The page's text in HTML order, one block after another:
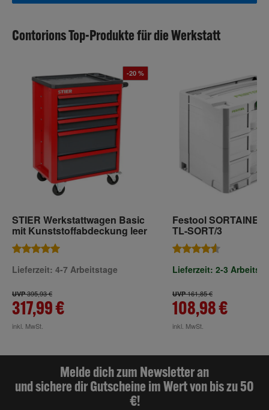
Contorions Top-Produkte für die Werkstatt
-20 %
STIER Werkstattwagen Basic
mit Kunststoffabdeckung leer
Lieferzeit: 4-7 Arbeitstage
UVP395,93 €
317,99 €
inkl. MwSt.
Festool SORTAINER
TL-SORT/3
Lieferzeit: 2-3
UVP161,85 €
108,98 €
inkl. MwSt.
Melde dich zum Newsletter an
und sichere dir Gutscheine im Wert von bis zu 50
€!